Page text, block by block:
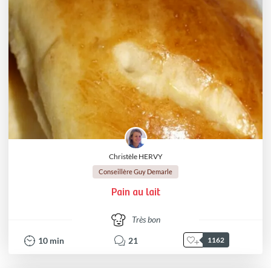
Christèle HERVY
Conseillère Guy Demarle
Pain au lait
Très bon
10 min 21 1162